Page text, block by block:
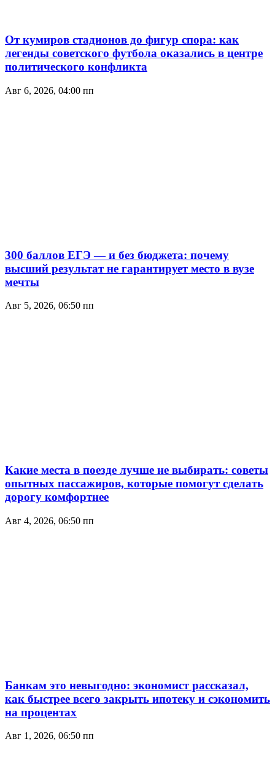
От кумиров стадионов до фигур спора: как
легенды советского футбола оказались в центре
политического конфликта
Авг 6, 2026, 04:00 пп
300 баллов ЕГЭ — и без бюджета: почему
высший результат не гарантирует место в вузе
мечты
Авг 5, 2026, 06:50 пп
Какие места в поезде лучше не выбирать: советы
опытных пассажиров, которые помогут сделать
дорогу комфортнее
Авг 4, 2026, 06:50 пп
Банкам это невыгодно: экономист рассказал,
как быстрее всего закрыть ипотеку и сэкономить
на процентах
Авг 1, 2026, 06:50 пп